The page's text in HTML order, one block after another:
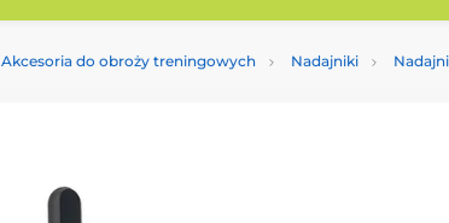
Akcesoria do obroży treningowych Nadajniki